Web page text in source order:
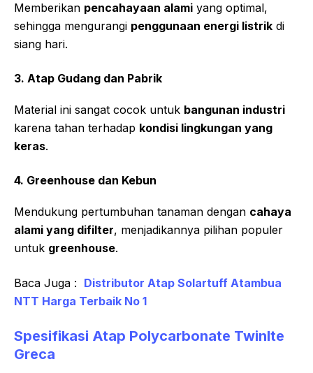
Memberikan pencahayaan alami yang optimal,
sehingga mengurangi penggunaan energi listrik di
siang hari.
3. Atap Gudang dan Pabrik
Material ini sangat cocok untuk bangunan industri
karena tahan terhadap kondisi lingkungan yang
keras.
4. Greenhouse dan Kebun
Mendukung pertumbuhan tanaman dengan cahaya
alami yang difilter, menjadikannya pilihan populer
untuk greenhouse.
Baca Juga : Distributor Atap Solartuff Atambua
NTT Harga Terbaik No 1
Spesifikasi Atap Polycarbonate Twinlte
Greca